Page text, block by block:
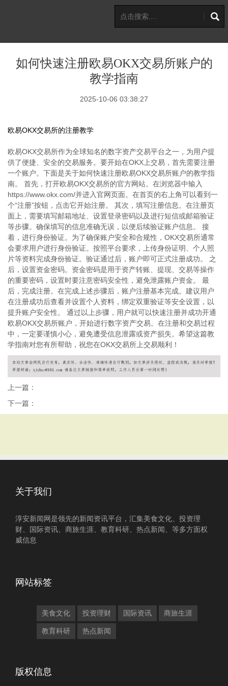
如何快速注册欧易OKX交易所账户的
教学指南
2025-10-06 03:38:27
欧易OKX交易所的注册教学
欧易OKX交易所作为全球知名的数字资产交易平台之一，为用户提
供了便捷、安全的交易服务。要开始在OKX上交易，首先需要注册
一个账户。下面是关于如何快速注册欧易OKX交易所账户的教学指
南。 首先，打开欧易OKX交易所的官方网站。在浏览器中输入
https://www.okx.com/并进入官网页面。在首页的右上角可以看到一
个“注册”按钮，点击它开始注册。 其次，填写注册信息。在注册页
面上，需要填写邮箱地址、设置登录密码以及进行短信或邮箱验证
等步骤。确保填写的信息准确无误，以便后续验证账户信息。 接
着，进行身份验证。为了确保账户安全和合规性，OKX交易所通常
会要求用户进行身份验证。按照平台要求，上传身份证明、个人照
片等资料完成身份验证。验证通过后，账户即可正式注册成功。 之
后，设置资金密码。资金密码是用于资产转账、提现、交易等操作
的重要密码，设置时要注意密码安全性，避免泄露账户资金。 最
后，完成注册。在完成上述步骤后，账户注册基本完成。建议用户
在注册成功后查看并设置个人资料，绑定双重验证等安全设置，以
提升账户安全性。 通过以上步骤，用户就可以快速注册并成功开通
欧易OKX交易所账户，开始进行数字资产交易。在注册和交易过程
中，一定要谨慎小心，避免遭受信息泄露或资产损失。希望这篇教
学指南对您有所帮助，祝您在OKX交易所上交易顺利！
上一篇：
下一篇：
关于我们
淳安新闻网是领先的新闻资讯平台，汇集美食文化、投资理
财、国际资讯、商旅生涯、教育科研、热点新闻、等多方面权
威信息
网站标签
美食文化 投资理财 国际资讯 商旅生涯
教育科研 热点新闻
版权信息